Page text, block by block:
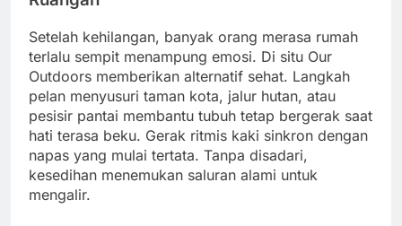
Setelah kehilangan, banyak orang merasa rumah
terlalu sempit menampung emosi. Di situ Our
Outdoors memberikan alternatif sehat. Langkah
pelan menyusuri taman kota, jalur hutan, atau
pesisir pantai membantu tubuh tetap bergerak saat
hati terasa beku. Gerak ritmis kaki sinkron dengan
napas yang mulai tertata. Tanpa disadari,
kesedihan menemukan saluran alami untuk
mengalir.